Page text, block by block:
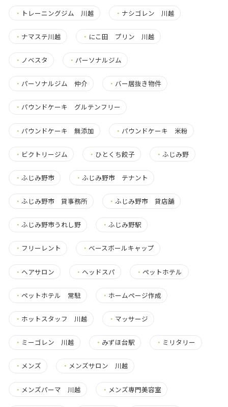
・ トレーニングジム 川越 ・ ナシゴレン 川越
・ ナマステ川越 ・ にこ田 プリン 川越
・ ノベスタ ・ パーソナルジム
・ パーソナルジム 仲介 ・ バー居抜き物件
・ パウンドケーキ グルテンフリー
・ パウンドケーキ 無添加 ・ パウンドケーキ 米粉
・ ビクトリージム ・ ひとくち餃子 ・ふじみ野
・ ふじみ野市 ・ふじみ野市 テナント
・ ふじみ野市 貸事務所 ・ふじみ野市 貸店舗
・ ふじみ野市うれし野 ・ふじみ野駅
・ フリーレント ・ ベースボールキャップ
・ ヘアサロン ・ ヘッドスパ ・ペットホテル
・ ペットホテル 常駐 ・ ホームページ作成
・ ホットスタッフ 川越 ・ マッサージ
・ ミーゴレン 川越 ・ みずほ台駅 ・ ミリタリー
・ メンズ ・ メンズサロン 川越
・ メンズパーマ 川越 ・ メンズ専門美容室